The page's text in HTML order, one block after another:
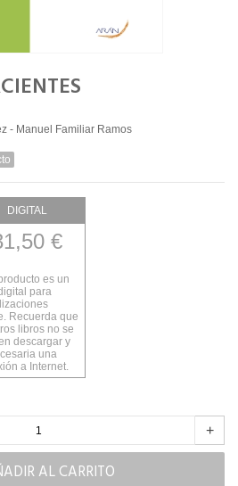
- Manuel Familiar Ramos
DIGITAL
€
es un
para
Recuerda que
libros no se
descargar y
una
a Internet.
+
AL CARRITO